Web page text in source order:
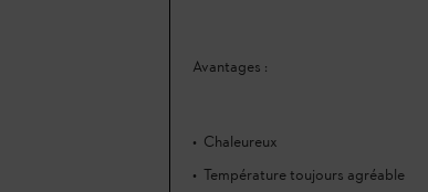
Avantages :
Chaleureux
Température toujours agréable